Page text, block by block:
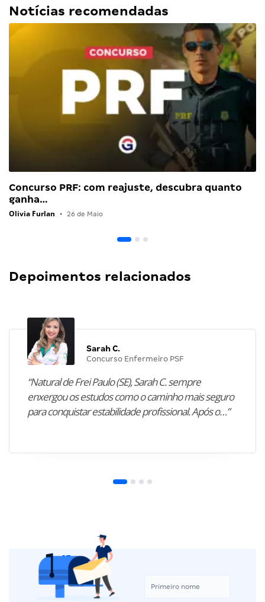
Notícias recomendadas
Concurso PRF: com reajuste, descubra quanto
ganha…
Olivia Furlan • 26 de Maio
Depoimentos relacionados
Sarah C.
Concurso Enfermeiro PSF
“Natural de Frei Paulo (SE), Sarah C. sempre
enxergou os estudos como o caminho mais seguro
para conquistar estabilidade profissional. Após o…”